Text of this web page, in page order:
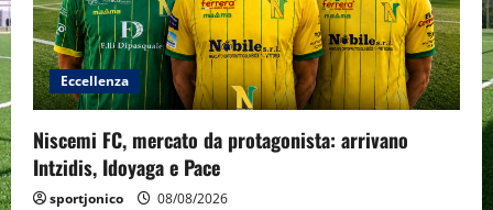
Eccellenza
Niscemi FC, mercato da protagonista: arrivano
Intzidis, Idoyaga e Pace
sportjonico 08/08/2026